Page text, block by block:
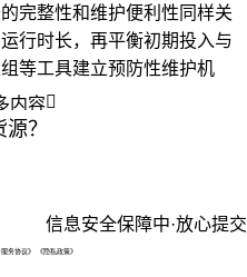
完整性和维护便利性同样关
行时长，再平衡初期投入与
等工具建立预防性维护机
内容
？
信息安全保障中·放心提交
服务协议》 《隐私政策》